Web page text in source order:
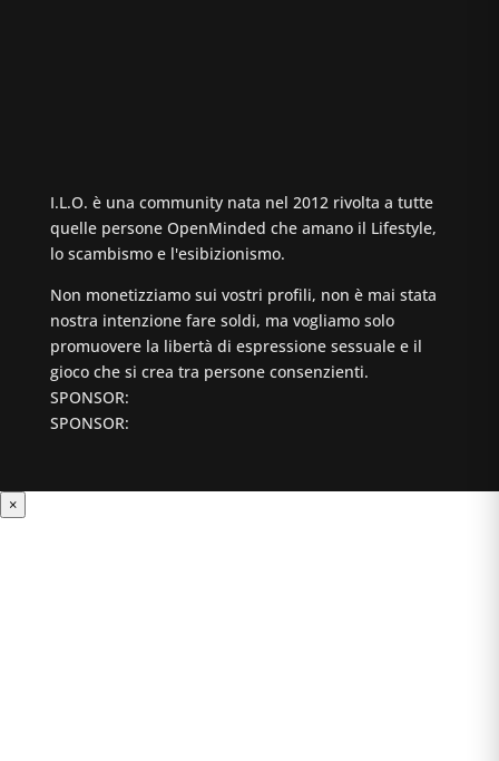
I.L.O. è una community nata nel 2012 rivolta a tutte
quelle persone OpenMinded che amano il Lifestyle,
lo scambismo e l'esibizionismo.
Non monetizziamo sui vostri profili, non è mai stata
nostra intenzione fare soldi, ma vogliamo solo
promuovere la libertà di espressione sessuale e il
gioco che si crea tra persone consenzienti.
SPONSOR:
SPONSOR:
×